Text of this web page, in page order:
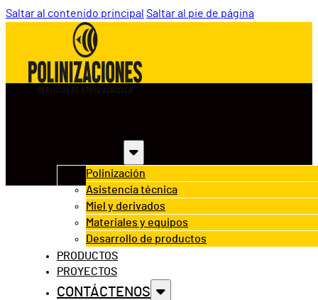
Saltar al contenido principal Saltar al pie de página
Polinización
Asistencia técnica
Miel y derivados
Materiales y equipos
Desarrollo de productos
PRODUCTOS
PROYECTOS
CONTÁCTENOS